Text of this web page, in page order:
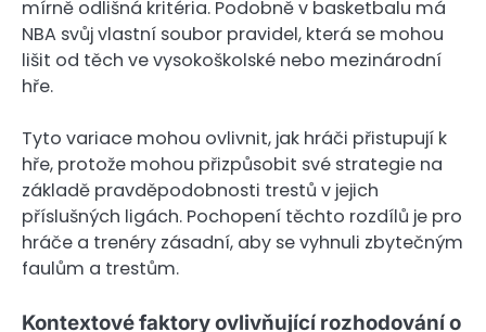
mírně odlišná kritéria. Podobně v basketbalu má
NBA svůj vlastní soubor pravidel, která se mohou
lišit od těch ve vysokoškolské nebo mezinárodní
hře.
Tyto variace mohou ovlivnit, jak hráči přistupují k
hře, protože mohou přizpůsobit své strategie na
základě pravděpodobnosti trestů v jejich
příslušných ligách. Pochopení těchto rozdílů je pro
hráče a trenéry zásadní, aby se vyhnuli zbytečným
faulům a trestům.
Kontextové faktory ovlivňující rozhodování o